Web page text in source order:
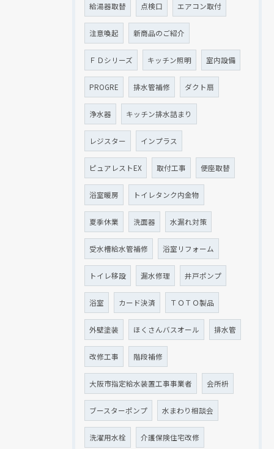
給湯器取替 点検口 エアコン取付
注意喚起 新商品のご紹介
ＦＤシリーズ キッチン照明 室内設備
PROGRE 排水管補修 ダクト扇
浄水器 キッチン排水詰まり
レジスター インプラス
ピュアレストEX 取付工事 便座取替
浴室暖房 トイレタンク内金物
夏季休業 洗面器 水漏れ対策
受水槽給水管補修 浴室リフォーム
トイレ移設 漏水修理 井戸ポンプ
浴室 カード決済 ＴＯＴＯ製品
外壁塗装 ほくさんバスオール 排水管
改修工事 階段補修
大阪市指定給水装置工事事業者 会所枡
ブースターポンプ 水まわり相談会
洗濯用水栓 介護保険住宅改修